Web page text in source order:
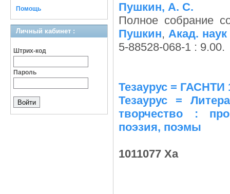
Помощь
Личный кабинет :
Штрих-код
Пароль
Пушкин, А. С.
Полное собрание
Пушкин,Акад.
5-88528-068-1 : 9.00.
Тезаурус = ГАСНТИ
Тезаурус =
творчество :
поэзия, поэмы
1011077 Ха